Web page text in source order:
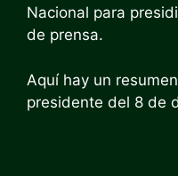
Nacional para
de prensa.
Aquí hay un
presidente del 8 de